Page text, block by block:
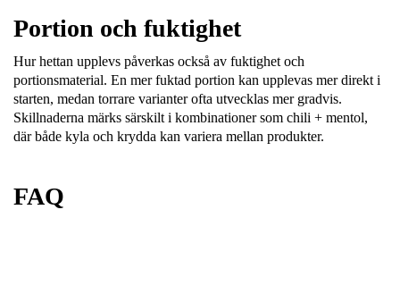
Portion och fuktighet
Hur hettan upplevs påverkas också av fuktighet och
portionsmaterial. En mer fuktad portion kan upplevas mer direkt i
starten, medan torrare varianter ofta utvecklas mer gradvis.
Skillnaderna märks särskilt i kombinationer som chili + mentol,
där både kyla och krydda kan variera mellan produkter.
FAQ